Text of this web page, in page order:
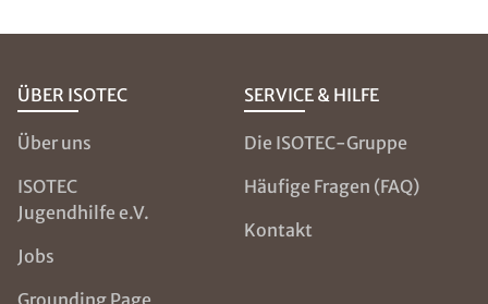
ÜBER ISOTEC
Über uns
ISOTEC
Jugendhilfe e.V.
Jobs
SERVICE & HILFE
Die ISOTEC-Gruppe
Häufige Fragen (FAQ)
Kontakt